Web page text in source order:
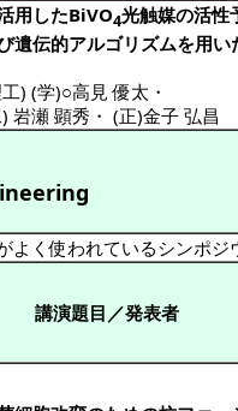
用したBiVO4光触媒の活性
遺伝的アルゴリズムを用い
) (学)○高見 優太 ・
岩瀬 顕秀 ・ (正)金子 弘昌
よく使われているシンポ
講演題目／発表者